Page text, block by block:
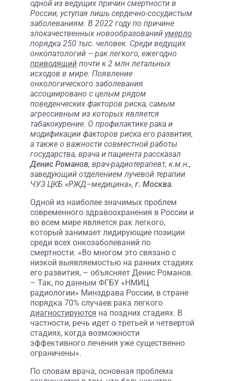
одной из ведущих причин смертности в
России, уступая лишь сердечно-сосудистым
заболеваниям. В 2022 году по причине
злокачественных новообразований умерло
порядка 250 тыс. человек. Среди ведущих
онкопатологий – рак легкого, ежегодно
приводящий почти к 2 млн летальных
исходов в мире. Появление
онкологического заболевания
ассоциировано с целым рядом
поведенческих факторов риска, самым
агрессивным из которых является
табакокурение. О профилактике рака и
модификации факторов риска его развития,
а также о важности совместной работы
государства, врача и пациента рассказал
Денис Романов, врач-радиотерапевт, к.м.н.,
заведующий отделением лучевой терапии
ЧУЗ ЦКБ «РЖД–медицина», г. Москва.
Одной из наиболее значимых проблем
современного здравоохранения в России и
во всем мире является рак легкого,
который занимает лидирующие позиции
среди всех онкозаболеваний по
смертности. «Во многом это связано с
низкой выявляемостью на ранних стадиях
его развития, – объясняет Денис Романов.
– Так, по данным ФГБУ «НМИЦ
радиологии» Минздрава России, в стране
порядка 70% случаев рака легкого
диагностируются на поздних стадиях. В
частности, речь идет о третьей и четвертой
стадиях, когда возможности
эффективного лечения уже существенно
ограничены».
По словам врача, основная проблема